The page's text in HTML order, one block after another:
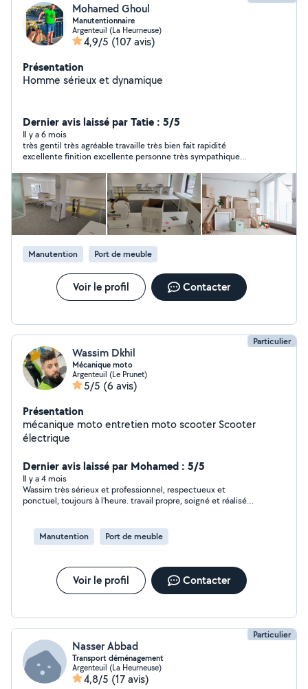
Mohamed Ghoul
Manutentionnaire
Argenteuil (La Heurneuse)
4,9/5 (107 avis)
Présentation
Homme sérieux et dynamique
Dernier avis laissé par Tatie : 5/5
Il y a 6 mois
très gentil très agréable travaille très bien fait rapidité
excellente finition excellente personne très sympathique
Manutention Port de meuble
Voir le profil Contacter
Particulier
Wassim Dkhil
Mécanique moto
Argenteuil (Le Prunet)
5/5 (6 avis)
Présentation
mécanique moto entretien moto scooter Scooter
électrique
Dernier avis laissé par Mohamed : 5/5
Il y a 4 mois
Wassim très sérieux et professionnel, respectueux et
ponctuel, toujours à l'heure. travail propre, soigné et réalisé
yeux fermés.
Manutention Port de meuble
Voir le profil Contacter
Particulier
Nasser Abbad
Transport déménagement
Argenteuil (La Heurneuse)
4,8/5 (17 avis)